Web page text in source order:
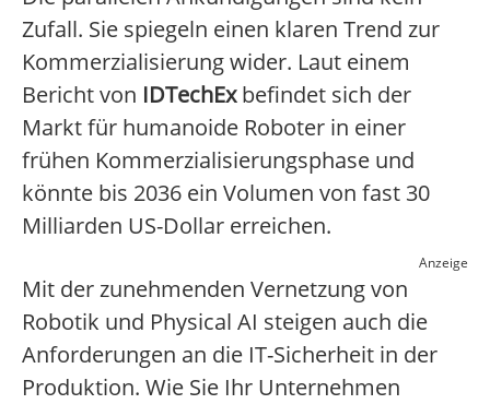
Zufall. Sie spiegeln einen klaren Trend zur
Kommerzialisierung wider. Laut einem
Bericht von IDTechExbefindet sich der
Markt für humanoide Roboter in einer
frühen Kommerzialisierungsphase und
könnte bis 2036 ein Volumen von fast 30
Milliarden US-Dollar erreichen.
Anzeige
Mit der zunehmenden Vernetzung von
Robotik und Physical AI steigen auch die
Anforderungen an die IT-Sicherheit in der
Produktion. Wie Sie Ihr Unternehmen